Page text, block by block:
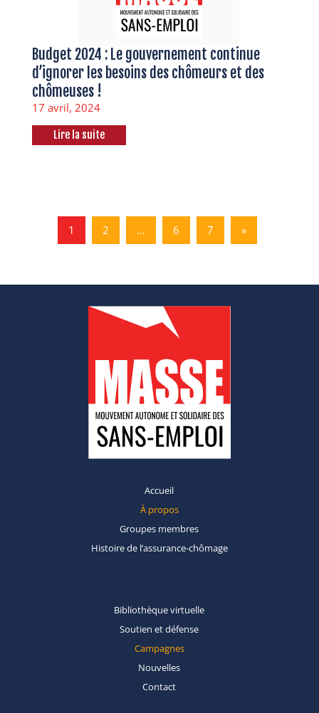
Budget 2024 : Le gouvernement continue
d’ignorer les besoins des chômeurs et des
chômeuses !
17 avril, 2024
Lire la suite
1 2 … 6 7 »
Accueil
À propos
Groupes membres
Histoire de l’assurance-chômage
Bibliothèquevirtuelle
Soutien etdéfense
Campagnes
Nouvelles
Contact